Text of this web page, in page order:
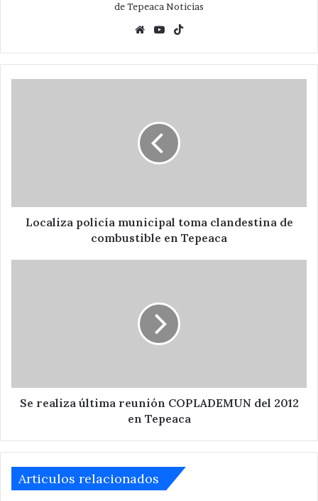
de Tepeaca Noticias
WebsiteYouTube
Tepeaca
Localiza policía municipal toma clandestina de
combustible en Tepeaca
Tepeaca
Se realiza última reunión COPLADEMUN del 2012
en Tepeaca
Articulos relacionados